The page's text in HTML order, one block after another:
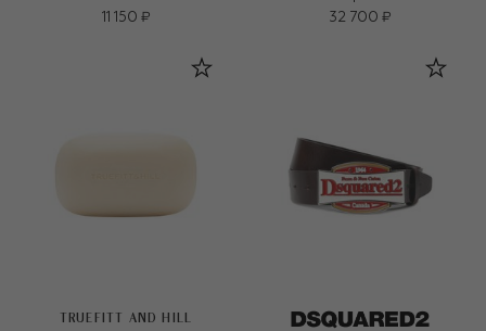
11 150 ₽
32 700 ₽
TRUEFITT AND HILL